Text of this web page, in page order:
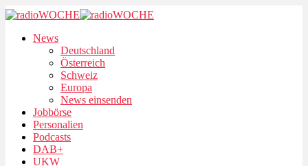
News
Deutschland
Österreich
Schweiz
Europa
News einsenden
Jobbörse
Personalien
Podcasts
DAB+
UKW